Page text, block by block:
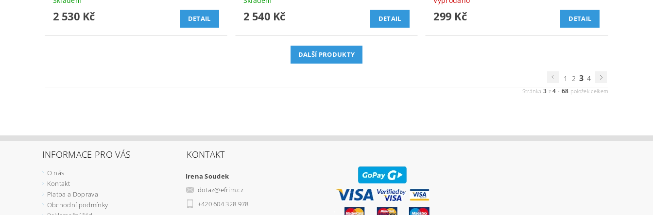
2 530 Kč DETAIL 2 540 Kč DETAIL 299 Kč DETAIL
DALŠÍ PRODUKTY
1 2 3 4
Stránka3 z4 - 68 položek celkem
INFORMACE PRO VÁS
O nás
Kontakt
Platba a Doprava
Obchodní podmínky
KONTAKT
Irena Soudek
dotaz@efrim.cz
+420 604 328 978